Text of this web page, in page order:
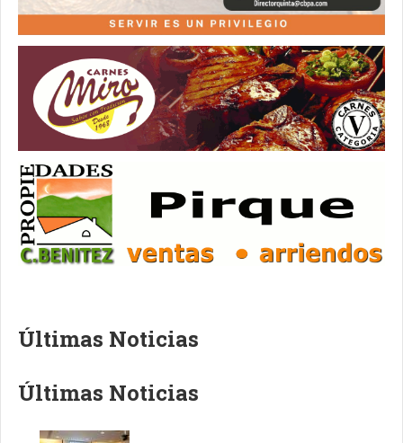
Últimas Noticias
Últimas Noticias